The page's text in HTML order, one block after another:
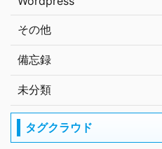
その他
備忘録
未分類
タグクラウド